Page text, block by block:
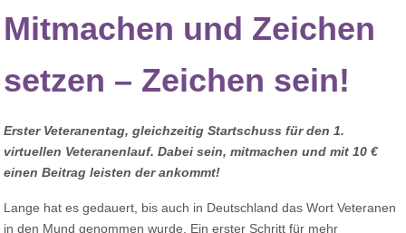
Mitmachen und Zeichen
setzen – Zeichen sein!
Erster Veteranentag, gleichzeitig Startschuss für den 1.
virtuellen Veteranenlauf. Dabei sein, mitmachen und mit 10 €
einen Beitrag leisten der ankommt!
Lange hat es gedauert, bis auch in Deutschland das Wort Veteranen
in den Mund genommen wurde. Ein erster Schritt für mehr